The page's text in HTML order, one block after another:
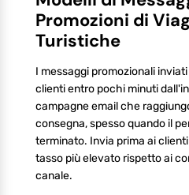
Promozioni di
Turistiche
I messaggi promozionali
clienti entro pochi minuti
campagne email che
consegna, spesso quando il
terminato. Invia prima ai
tasso più elevato rispetto ai
canale.